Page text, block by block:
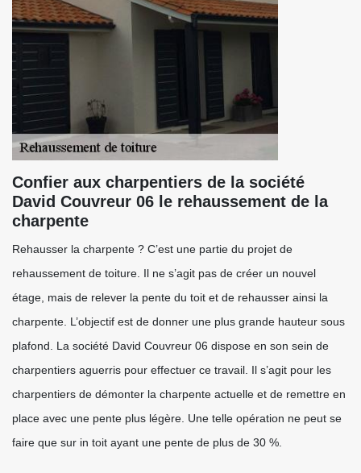
Confier aux charpentiers de la société
David Couvreur 06 le rehaussement de la
charpente
Rehausser la charpente ? C’est une partie du projet de
rehaussement de toiture. Il ne s’agit pas de créer un nouvel
étage, mais de relever la pente du toit et de rehausser ainsi la
charpente. L’objectif est de donner une plus grande hauteur sous
plafond. La société David Couvreur 06 dispose en son sein de
charpentiers aguerris pour effectuer ce travail. Il s’agit pour les
charpentiers de démonter la charpente actuelle et de remettre en
place avec une pente plus légère. Une telle opération ne peut se
faire que sur in toit ayant une pente de plus de 30 %.